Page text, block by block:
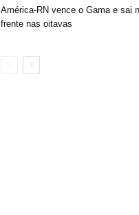
América-RN vence o Gama e sai
frente nas oitavas